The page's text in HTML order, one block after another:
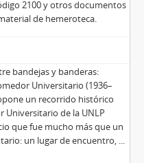
2100 y otros documentos
de hemeroteca.
bandejas y banderas:
Universitario (1936–
un recorrido histórico
Universitario de la UNLP
que fue mucho más que un
un lugar de encuentro, ...